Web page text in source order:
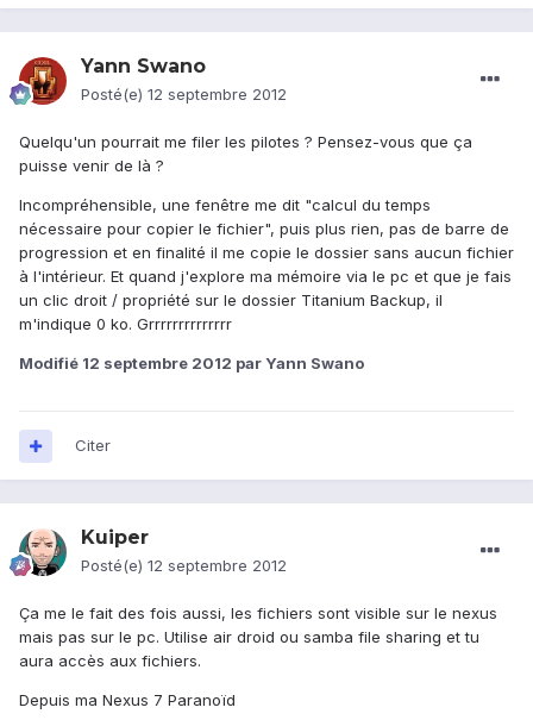
Yann Swano
Posté(e) 12 septembre 2012
Quelqu'un pourrait me filer les pilotes ? Pensez-vous que ça
puisse venir de là ?
Incompréhensible, une fenêtre me dit "calcul du temps
nécessaire pour copier le fichier", puis plus rien, pas de barre de
progression et en finalité il me copie le dossier sans aucun fichier
à l'intérieur. Et quand j'explore ma mémoire via le pc et que je fais
un clic droit / propriété sur le dossier Titanium Backup, il
m'indique 0 ko. Grrrrrrrrrrrrrr
Modifié 12 septembre 2012 par Yann Swano
Citer
Kuiper
Posté(e) 12 septembre 2012
Ça me le fait des fois aussi, les fichiers sont visible sur le nexus
mais pas sur le pc. Utilise air droid ou samba file sharing et tu
aura accès aux fichiers.
Depuis ma Nexus 7 Paranoïd